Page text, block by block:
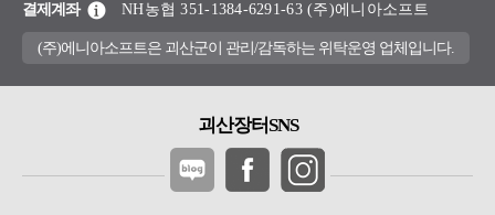
결제계좌 NH농협 351-1384-6291-63 (주)에니아소프트
(주)에니아소프트은 괴산군이 관리/감독하는 위탁운영 업체입니다.
괴산장터SNS